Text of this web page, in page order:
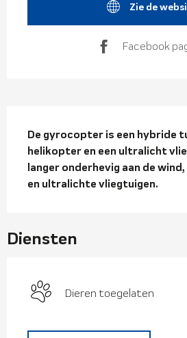
Zie de
Facebook
Beschrijving
De gyrocopter is een hybride
helikopter en een ultralicht
langer onderhevig aan de
en ultralichte vliegtuigen.
Diensten
Dieren toegelaten